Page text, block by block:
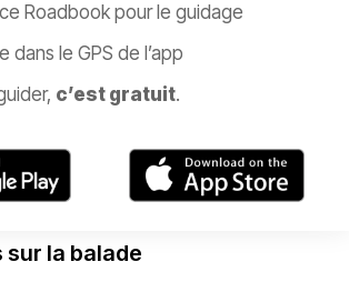
Roadbook pour le guidage
dans le GPS de l’app
c’est gratuit.
sur la balade